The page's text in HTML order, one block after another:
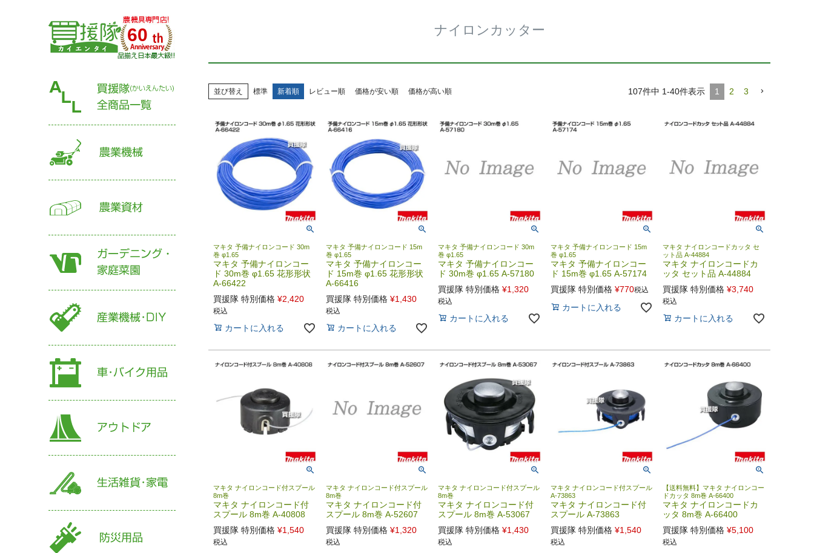
60 ナイロンカッター
並び替え 標準 新着順 レビュー順 価格が安い順 価格が高い順 107件中 1-40件表示 1 2 3
マキタ 予備ナイロンコード 30m
巻 φ1.65
マキタ 予備ナイロンコー
ド 30m巻 φ1.65 花形形状
A-66422
買援隊 特別価格 ¥2,420
税込
カートに入れる
マキタ 予備ナイロンコード 15m
巻 φ1.65
マキタ 予備ナイロンコー
ド 15m巻 φ1.65 花形形状
A-66416
買援隊 特別価格 ¥1,430
税込
カートに入れる
マキタ 予備ナイロンコード 30m
巻 φ1.65
マキタ 予備ナイロンコー
ド 30m巻 φ1.65 A-57180
買援隊 特別価格 ¥1,320
税込
カートに入れる
マキタ 予備ナイロンコード 15m
巻 φ1.65
マキタ 予備ナイロンコー
ド 15m巻 φ1.65 A-57174
買援隊 特別価格 ¥770税込
カートに入れる
マキタ ナイロンコードカッタ セ
ット品 A-44884
マキタ ナイロンコードカ
ッタ セット品 A-44884
買援隊 特別価格 ¥3,740
税込
カートに入れる
マキタ ナイロンコード付スプール
8m巻
マキタ ナイロンコード付
スプール 8m巻 A-40808
買援隊 特別価格 ¥1,540
税込
マキタ ナイロンコード付スプール
8m巻
マキタ ナイロンコード付
スプール 8m巻 A-52607
買援隊 特別価格 ¥1,320
税込
マキタ ナイロンコード付スプール
8m巻
マキタ ナイロンコード付
スプール 8m巻 A-53067
買援隊 特別価格 ¥1,430
税込
マキタ ナイロンコード付スプール
A-73863
マキタ ナイロンコード付
スプール A-73863
買援隊 特別価格 ¥1,540
税込
【送料無料】マキタ ナイロンコー
ドカッタ 8m巻 A-66400
マキタ ナイロンコードカ
ッタ 8m巻 A-66400
買援隊 特別価格 ¥5,100
税込